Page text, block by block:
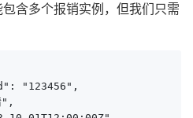
含多个报销实例，但我们只需
"123456",